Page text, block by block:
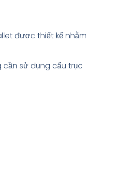
được thiết kế nhằm
sử dụng cẩu trục